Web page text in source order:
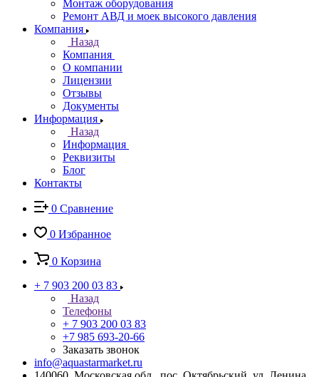
Монтаж оборудования
Ремонт АВД и моек высокого давления
Компания
Назад
Компания
О компании
Лицензии
Отзывы
Документы
Информация
Назад
Информация
Реквизиты
Блог
Контакты
0 Сравнение
0 Избранное
0 Корзина
+ 7 903 200 03 83
Назад
Телефоны
+ 7 903 200 03 83
+7 985 693-20-66
Заказать звонок
info@aquastarmarket.ru